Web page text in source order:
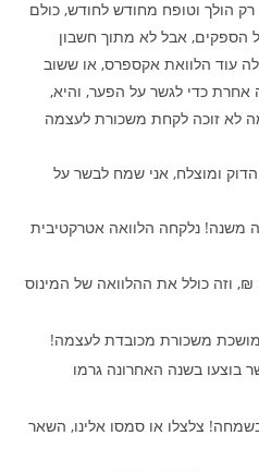
הולך וטופח מחודש לחודש, כולם
הספקים, אבל לא מתוך חשבון
עוד הלוואת אקספרס, או ששוב
כדי לגשר על הפער, והיא,
לא זוכה לקחת משכורת לעצמה
ומוצלח, אני שמח לבשר על
משנה! נלקחה הלוואה אטרקטיבית
החוב הכולל ירד ל 590,000 ₪, וזה כולל את ההלוואה של המינוס
משכורת מכובדת לעצמה!
בוצעו בשנה האחרונה גרמו
צלצלו או סמסו אלינו, השאר